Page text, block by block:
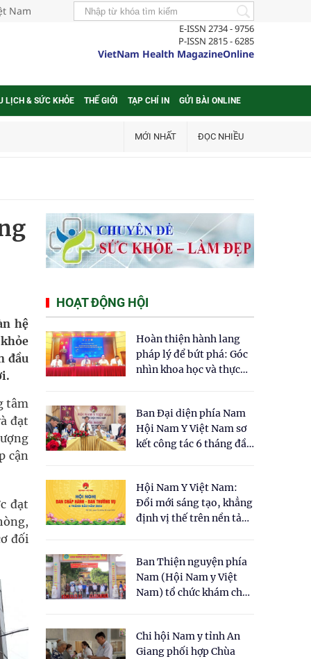
Nam
E-ISSN 2734 - 9756
P-ISSN 2815 - 6285
VietNam Health MagazineOnline
LỊCH & SỨC KHỎE THẾ GIỚI TẠP CHÍ IN GỬI BÀI ONLINE
MỚI NHẤT ĐỌC NHIỀU
hệ
đầu
tâm
đạt
cận
đạt
đối
HOẠT ĐỘNG HỘI
Hoàn thiện hành lang
pháp lý để bứt phá: Góc
nhìn khoa học và thực
cho Luật Y dược cổ
truyền Việt Nam"
Ban Đại diện phía Nam
Hội Nam Y Việt Nam sơ
kết công tác 6 tháng đầu
Hội Nam Y Việt Nam:
Đổi mới sáng tạo, khẳng
định vị thế trên nền tảng
Ban Thiện nguyện phía
Nam (Hội Nam y Việt
Nam) tổ chức khám chữa
dân tại xã Tân Tập
Chi hội Nam y tỉnh An
Giang phối hợp Chùa